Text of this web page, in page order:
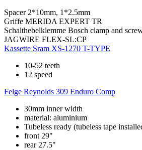
Spacer 2*10mm, 1*2.5mm
Griffe MERIDA EXPERT TR
Schalthebelklemme Bosch clamp and
JAGWIRE FLEX-SL:CP
Kassette Sram XS-1270 T-TYPE
10-52 teeth
12 speed
Felge Reynolds 309 Enduro Comp
30mm inner width
material: aluminium
Tubeless ready (tubeless tape
front 29"
rear 27.5"